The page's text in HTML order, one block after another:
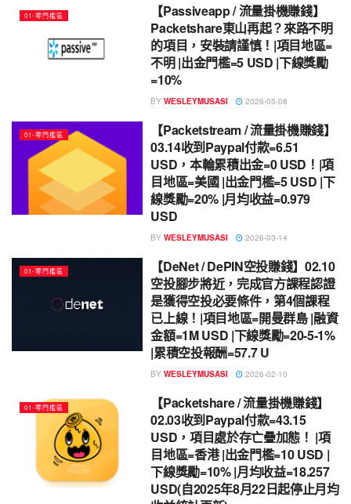
01-零門檻區
【Passiveapp / 流量掛機賺錢】
Packetshare東山再起？來路不明
的項目，安裝請謹慎！|項目地區=
不明 |出金門檻=5 USD |下線獎勵
=10%
BY WESLEYMUSASI 2026-05-08
01-零門檻區
【Packetstream / 流量掛機賺錢】
03.14收到Paypal付款=6.51
USD，本輪累積出金=0 USD！|項
目地區=美國 |出金門檻=5 USD |下
線獎勵=20% |月均收益=0.979
USD
BY WESLEYMUSASI 2026-03-14
01-零門檻區
【DeNet / DePIN空投賺錢】02.10
空投腳步將近，完成官方課程認證
是獲得空投必要條件，第4個課程
已上線！|項目地區=開曼群島 |融資
金額=1M USD |下線獎勵=20-5-1%
|累積空投報酬=57.7 U
BY WESLEYMUSASI 2026-02-10
01-零門檻區
【Packetshare / 流量掛機賺錢】
02.03收到Paypal付款=43.15
USD，項目處於存亡疊加態！ |項
目地區=香港 |出金門檻=10 USD |
下線獎勵=10% |月均收益=18.257
USD(自2025年8月22日起停止月均